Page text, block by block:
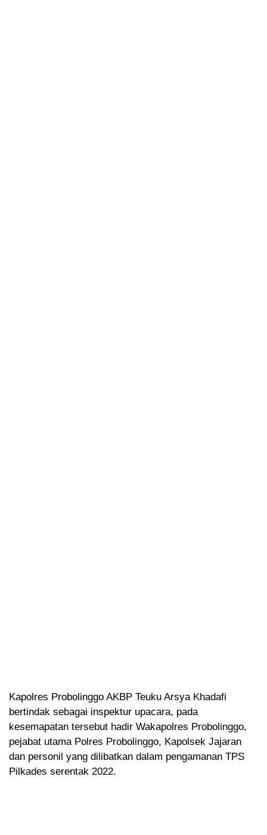
Kapolres Probolinggo AKBP Teuku Arsya Khadafi
bertindak sebagai inspektur upacara, pada
kesemapatan tersebut hadir Wakapolres Probolinggo,
pejabat utama Polres Probolinggo, Kapolsek Jajaran
dan personil yang dilibatkan dalam pengamanan TPS
Pilkades serentak 2022.